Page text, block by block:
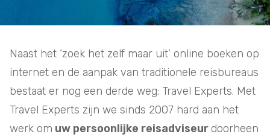
Naast het ‘zoek het zelf maar uit’ online boeken op
internet en de aanpak van traditionele reisbureaus
bestaat er nog een derde weg: Travel Experts. Met
Travel Experts zijn we sinds 2007 hard aan het
werk om uw persoonlijke reisadviseur doorheen